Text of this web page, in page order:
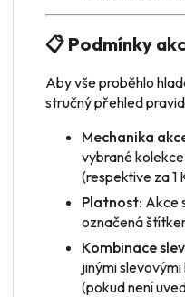
📋 Podmínky
Aby vše proběhlo
stručný přehled
Mechanika
vybrané
(respektive za 1
Platnost: Akce
označená
Kombinace
jinými
(pokud není